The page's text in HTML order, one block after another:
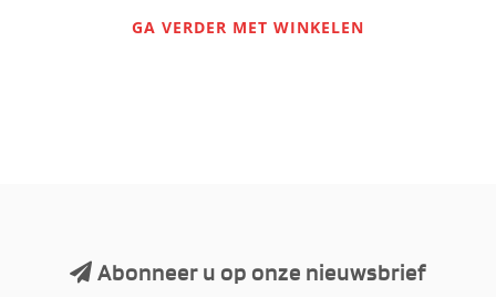
GA VERDER MET WINKELEN
Abonneer u op onze nieuwsbrief